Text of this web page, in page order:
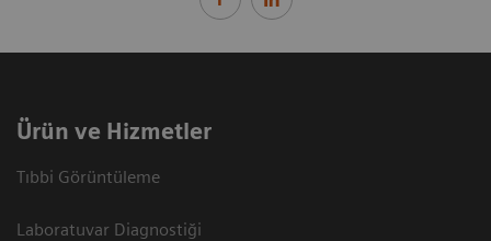
Ürün ve Hizmetler
Tıbbi Görüntüleme
Laboratuvar Diagnostiği